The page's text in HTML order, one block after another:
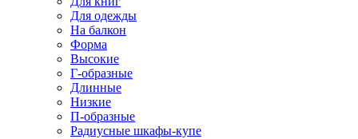
Для одежды
На балкон
Форма
Высокие
Г-образные
Длинные
Низкие
П-образные
Радиусные шкафы-купе